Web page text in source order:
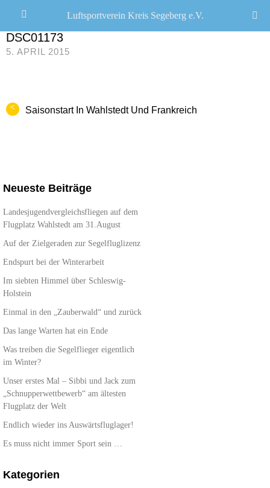
CHRISTOPH R. SCHWARZ
DSC01173
5. APRIL 2015
< Saisonstart In Wahlstedt Und Frankreich
Neueste Beiträge
Landesjugendvergleichsfliegen auf dem
Flugplatz Wahlstedt am 31.August
Auf der Zielgeraden zur Segelfluglizenz
Endspurt bei der Winterarbeit
Im siebten Himmel über Schleswig-
Holstein
Einmal in den „Zauberwald“ und zurück
Das lange Warten hat ein Ende
Was treiben die Segelflieger eigentlich
im Winter?
Unser erstes Mal – Sibbi und Jack zum
„Schnupperwettbewerb“ am ältesten
Flugplatz der Welt
Endlich wieder ins Auswärtsfluglager!
Es muss nicht immer Sport sein …
Kategorien
Luftsportverein Kreis Segeberg e.V.